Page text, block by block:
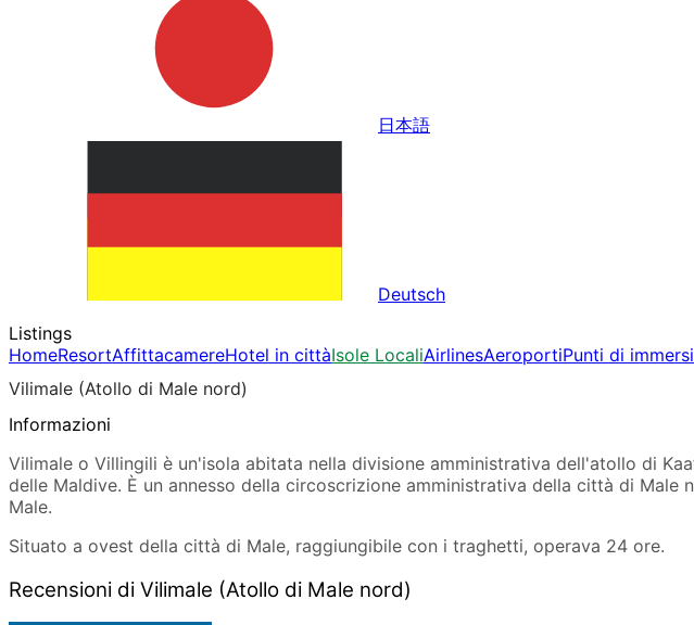
日本語
Deutsch
Listings
HomeResortAffittacamereHotel in cittàIsole LocaliAirlinesAeroportiPunti di
Vilimale (Atollo di Male nord)
Informazioni
Vilimale o Villingili è un'isola abitata nella divisione amministrativa dell'atollo di
delle Maldive. È un annesso della circoscrizione amministrativa della città di
Male.
Situato a ovest della città di Male, raggiungibile con i traghetti, operava 24 ore.
Recensioni di Vilimale (Atollo di Male nord)